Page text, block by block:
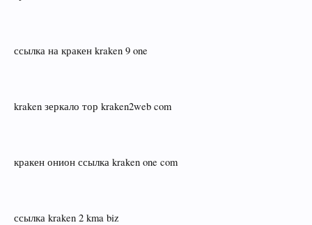
ссылка на кракен kraken 9 one
kraken зеркало тор kraken2web com
кракен онион ссылка kraken one com
ссылка kraken 2 kma biz